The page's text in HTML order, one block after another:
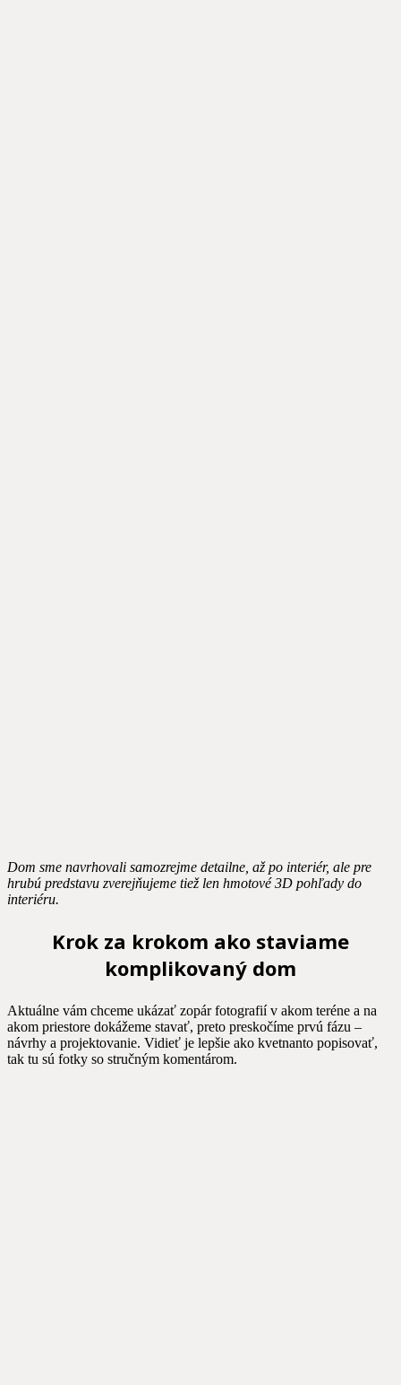
Dom sme navrhovali samozrejme detailne, až po interiér, ale pre
hrubú predstavu zverejňujeme tiež len hmotové 3D pohľady do
interiéru.
Krok za krokom ako staviame
komplikovaný dom
Aktuálne vám chceme ukázať zopár fotografií v akom teréne a na
akom priestore dokážeme stavať, preto preskočíme prvú fázu –
návrhy a projektovanie. Vidieť je lepšie ako kvetnanto popisovať,
tak tu sú fotky so stručným komentárom.